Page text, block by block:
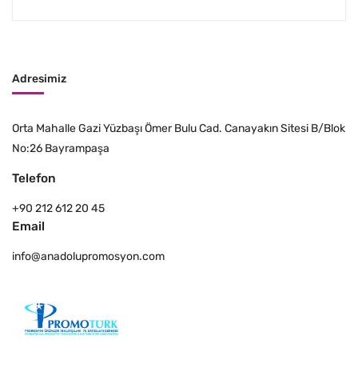
Adresimiz
Orta Mahalle Gazi Yüzbaşı Ömer Bulu Cad. Canayakın Sitesi B/Blok
No:26 Bayrampaşa
Telefon
+90 212 612 20 45
Email
info@anadolupromosyon.com